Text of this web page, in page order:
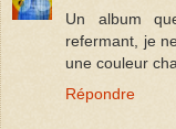
Un album
refermant, je
une couleur
Répondre